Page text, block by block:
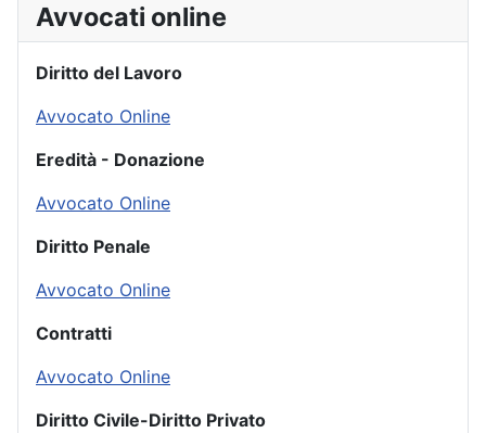
Avvocati online
Diritto del Lavoro
Avvocato Online
Eredità - Donazione
Avvocato Online
Diritto Penale
Avvocato Online
Contratti
Avvocato Online
Diritto Civile-Diritto Privato